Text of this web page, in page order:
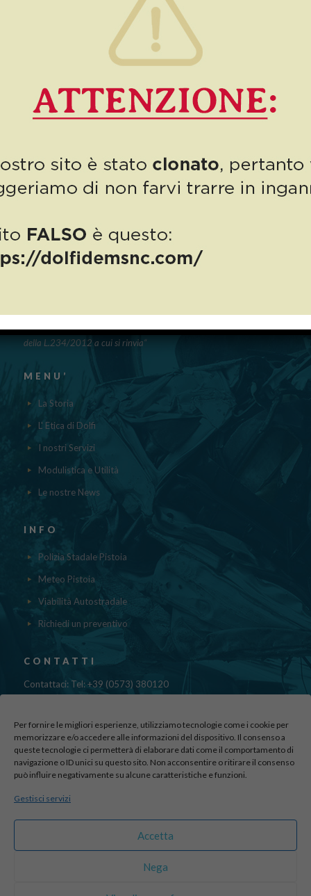
Per fornire le migliori esperienze, utilizziamo tecnologie come i cookie per
memorizzare e/o accedere alle informazioni del dispositivo. Il consenso a
queste tecnologie ci permetterà di elaborare dati come il comportamento di
navigazione o ID unici su questo sito. Non acconsentire o ritirare il consenso
può influire negativamente su alcune caratteristiche e funzioni.
Gestisci servizi
Accetta
Nega
aiuti DE MINIMIS ricevuti dalla nostra impresa nell’anno 2023 sono
contenuti nel registro nazionale degli aiuti di Stato di cui all’ ART.52
della L.234/2012 a cui si rinvia“
MENU’
La Storia
L' Etica di Dolfi
I nostri Servizi
Modulistica e Utilità
Le nostre News
INFO
Polizia Stadale Pistoia
Meteo Pistoia
Viabilità Autostradale
Richiedi un preventivo
CONTATTI
Contattaci: Tel: +39 (0573) 380120
Fax: 39 (0573) 985420
Via di Canapale, 10
51100 PISTOIA
Find us here:
sito realizzato da